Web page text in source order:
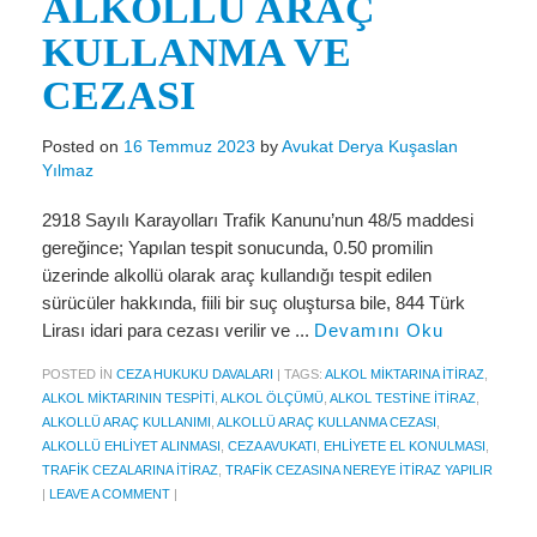
Miras Hukuku
İcra Ve İflas Hukuku
Gayrimenkul hukuku
Ticaret Hukuku
Basında Derya Kuşaslan
HESAPLAMA ARAÇLARI
İhbar Tazminatı Hesaplama
Kıdem Tazminatı Hesaplama
Fazla Mesai Hesaplama
İşsizlik Maaşı Hesaplama
ALKOLLÜ ARAÇ
KULLANMA VE
CEZASI
Posted on 16 Temmuz 2023 byAvukat Derya Kuşaslan
Yılmaz
2918 Sayılı Karayolları Trafik Kanunu’nun 48/5 maddesi
gereğince; Yapılan tespit sonucunda, 0.50 promilin
üzerinde alkollü olarak araç kullandığı tespit edilen
sürücüler hakkında, fiili bir suç oluştursa bile, 844 Türk
Lirası idari para cezası verilir ve ... Devamını Oku
POSTED IN CEZA HUKUKU DAVALARI | TAGS: ALKOL MIKTARINA ITIRAZ
ALKOL MIKTARININ TESPITI ALKOL ÖLÇÜMÜ ALKOL TESTINE ITIRAZ
ALKOLLÜ ARAÇ KULLANIMI ALKOLLÜ ARAÇ KULLANMA CEZASI
ALKOLLÜ EHLIYET ALINMASI CEZA AVUKATI EHLIYETE EL KONULMASI
TRAFIK CEZALARINA ITIRAZ TRAFIK CEZASINA NEREYE ITIRAZ YAPILIR
| LEAVE A COMMENT |